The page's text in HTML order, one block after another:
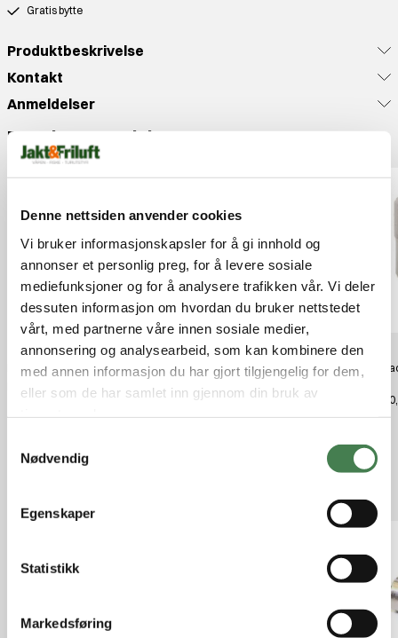
Denne nettsiden anvender cookies
Vi bruker informasjonskapsler for å gi innhold og
annonser et personlig preg, for å levere sosiale
mediefunksjoner og for å analysere trafikken vår. Vi deler
dessuten informasjon om hvordan du bruker nettstedet
vårt, med partnerne våre innen sosiale medier,
annonsering og analysearbeid, som kan kombinere den
med annen informasjon du har gjort tilgjengelig for dem,
eller som de har samlet inn gjennom din bruk av
Nødvendig
Egenskaper
Statistikk
Markedsføring
Gratis bytte
Produktbeskrivelse
Kontakt
Anmeldelser
Populære produkter
Hornady Std Metering Insert
kr 390,00
Hornady Bullet Feeder Die
380/9Mm
kr 1 030,00
kr